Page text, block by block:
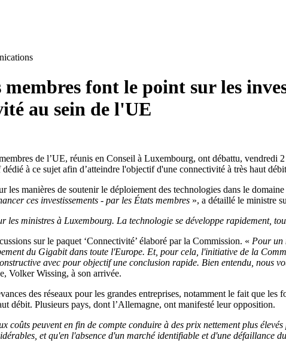
font le point sur les
au sein de l'UE
de l’UE, réunis en Conseil à Luxembourg, ont débattu,
à ce sujet afin d’atteindre l'objectif d'une connectivité à très haut
les manières de soutenir le déploiement des technologies dans le
ces investissements - par les États membres », a détaillé le ministre
ministres à Luxembourg. La technologie se développe rapidement,
sur le paquet ‘Connectivité’ élaboré par la Commission. « Pour un
du Gigabit dans toute l'Europe. Et, pour cela, l'initiative de la
avec pour objectif une conclusion rapide. Bien entendu, nous
Volker Wissing, à son arrivée.
des réseaux pour les grandes entreprises, notamment le fait que
débit. Plusieurs pays, dont l’Allemagne, ont manifesté leur opposition.
coûts peuvent en fin de compte conduire à des prix nettement plus
et qu'en l'absence d'un marché identifiable et d'une défaillance